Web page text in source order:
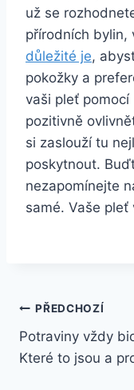
⁢už se
přírodních​ bylin,
důležité je,
pokožky a
vaši pleť
pozitivně
si zaslouží tu
poskytnout.
nezapomínejte​
samé.‌ Vaše
Navigace
pro
PŘEDCHOZÍ
Potraviny vždy
Které to jsou a